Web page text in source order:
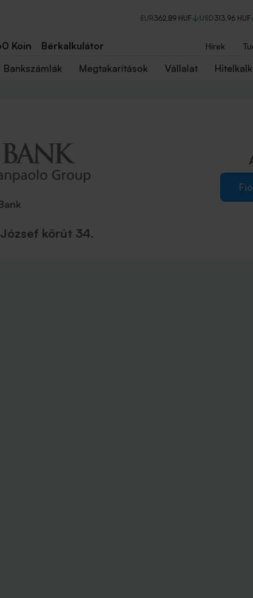
EUR362,89 HUF USD313,96 HUF
Koin Bérkalkulátor Hírek
Bankszámlák Megtakarítások Vállalat
körút 34.